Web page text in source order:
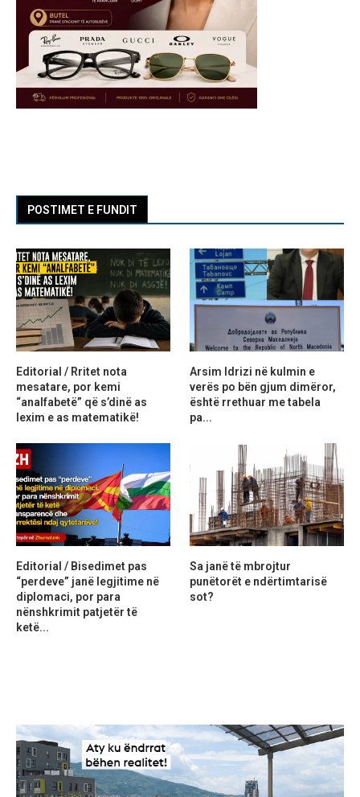
POSTIMET E FUNDIT
Editorial / Rritet nota
mesatare, por kemi
“analfabetë” që s’dinë as
lexim e as matematikë!
Arsim Idrizi në kulmin e
verës po bën gjum dimëror,
është rrethuar me tabela
pa...
Editorial / Bisedimet pas
“perdeve” janë legjitime në
diplomaci, por para
nënshkrimit patjetër të
ketë...
Sa janë të mbrojtur
punëtorët e ndërtimtarisë
sot?